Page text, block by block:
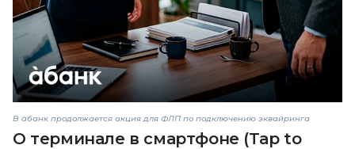
В àбанк продолжается акция для ФЛП по подключению эквайринга
О терминале в смартфоне (Tap to